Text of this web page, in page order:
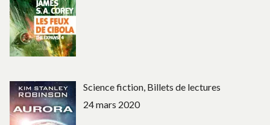
Science fiction, Billets de lectures
24 mars 2020